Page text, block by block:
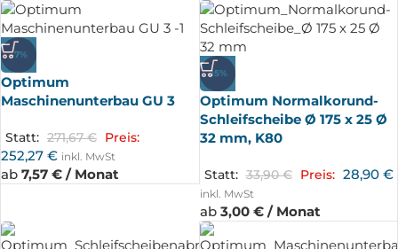
-7%
Optimum
Maschinenunterbau GU 3
Statt: 271,67€ Preis:
252,27 € inkl. MwSt
ab 7,57 € / Monat
-15%
Optimum Normalkorund-
Schleifscheibe Ø 175 x 25 Ø
32 mm, K80
Statt: 33,90€ Preis: 28,90 €
inkl. MwSt
ab 3,00 € / Monat